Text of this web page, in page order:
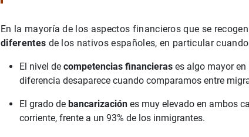
En la mayoría de los aspectos financieros que se
diferentes de los nativos españoles, en particular
El nivel de competencias financieras es algo mayor
diferencia desaparece cuando comparamos entre
El grado de bancarización es muy elevado en ambos
corriente, frente a un 93% de los inmigrantes.